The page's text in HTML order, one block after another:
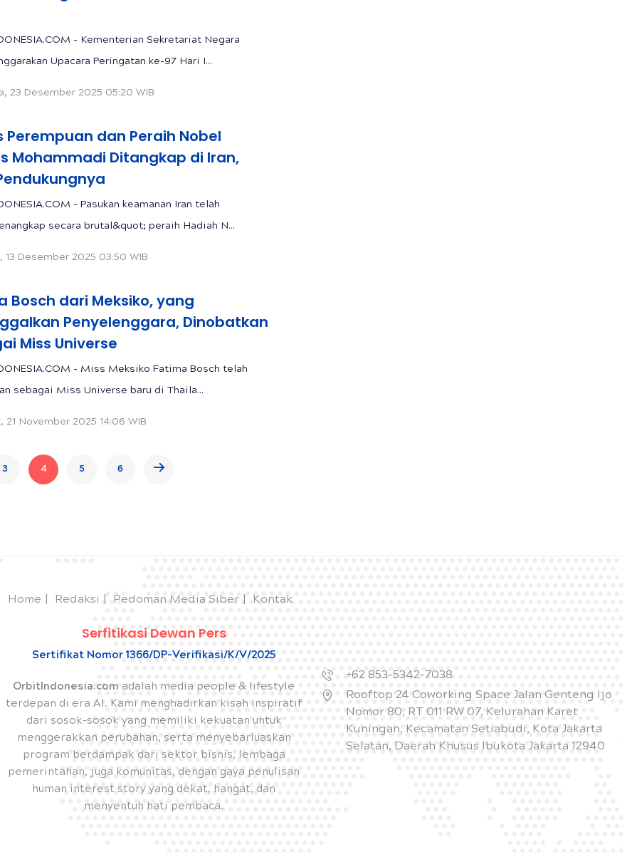
- Kementerian Sekretariat Negara
Upacara Peringatan ke-97 Hari I...
23 Desember 2025 05:20 WIB
Perempuan dan Peraih Nobel
Mohammadi Ditangkap di Iran,
- Pasukan keamanan Iran telah
secara brutal&quot; peraih Hadiah N...
13 Desember 2025 03:50 WIB
Bosch dari Meksiko, yang
Penyelenggara, Dinobatkan
Miss Universe
- Miss Meksiko Fatima Bosch telah
sebagai Miss Universe baru di Thaila...
21 November 2025 14:06 WIB
3 4 5 6
Home Redaksi Pedoman Media Siber Kontak
Serfitikasi Dewan Pers
Sertifikat Nomor 1366/DP-Verifikasi/K/V/2025
OrbitIndonesia.com adalah media people & lifestyle
terdepan di era AI. Kami menghadirkan kisah inspiratif
dari sosok-sosok yang memiliki kekuatan untuk
menggerakkan perubahan, serta menyebarluaskan
program berdampak dari sektor bisnis, lembaga
pemerintahan, juga komunitas, dengan gaya penulisan
human interest story yang dekat, hangat, dan
menyentuh hati pembaca.
+62 853-5342-7038
Rooftop 24 Coworking Space Jalan Genteng Ijo
Nomor 80, RT 011 RW 07, Kelurahan Karet
Kuningan, Kecamatan Setiabudi, Kota Jakarta
Selatan, Daerah Khusus Ibukota Jakarta 12940